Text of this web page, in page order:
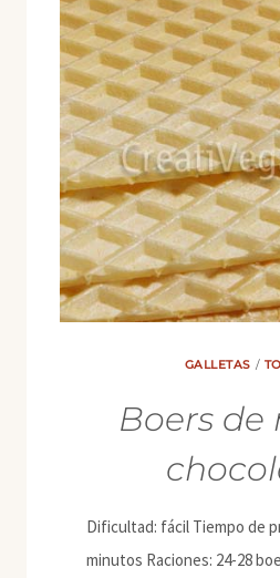
GALLETAS /
Boers de
Dificultad: fácil Tiempo de
minutos Raciones: 24-28